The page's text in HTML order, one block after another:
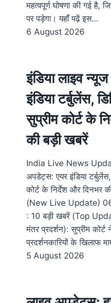
महत्वपूर्ण घोषणा की गई है,
पर पड़ेगा। यहाँ पढ़ें इस…
6 August 2026
इंडिया लाइव
इंडिया टर्बुलेंस,
सुप्रीम कोर्ट के
की बड़ी खबरें
India Live News
अपडेट्स: एयर इंडिया
कोर्ट के निर्देश और दिनभर
(New Live Update)
: 10 बड़ी खबरें (Top
मंतर प्रदर्शन): सुप्रीम
प्रदर्शनकारियों के खिलाफ
5 August 2026